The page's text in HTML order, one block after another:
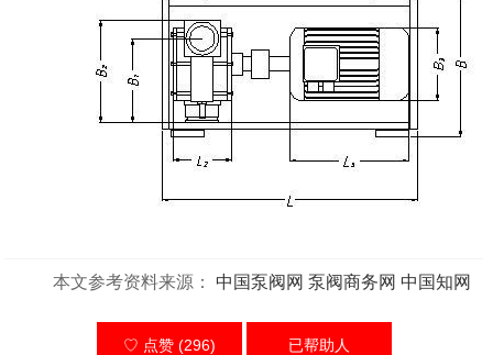
本文参考资料来源： 中国泵阀网 泵阀商务网 中国知网
♡ 点赞 (296) 已帮助 人